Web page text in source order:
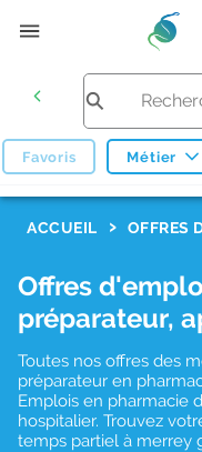
Favoris Métier
ACCUEIL OFFRES
Offres
préparateur,
Toutes nos offres des
préparateur en
Emplois en pharmacie
hospitalier. Trouvez
temps partiel à merrey